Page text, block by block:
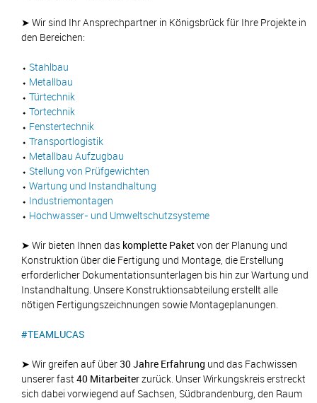
➤ Wir sind Ihr Ansprechpartner in Königsbrück für Ihre Projekte in
den Bereichen:
⬩ Stahlbau
⬩ Metallbau
⬩ Türtechnik
⬩ Tortechnik
⬩ Fenstertechnik
⬩ Transportlogistik
⬩ Metallbau Aufzugbau
⬩ Stellung von Prüfgewichten
⬩ Wartung und Instandhaltung
⬩ Industriemontagen
⬩ Hochwasser- und Umweltschutzsysteme
➤ Wir bieten Ihnen das komplette Paketvon der Planung und
Konstruktion über die Fertigung und Montage, die Erstellung
erforderlicher Dokumentationsunterlagen bis hin zur Wartung und
Instandhaltung. Unsere Konstruktionsabteilung erstellt alle
nötigen Fertigungszeichnungen sowie Montageplanungen.
#TEAMLUCAS
➤ Wir greifen auf über 30 Jahre Erfahrung und das Fachwissen
unserer fast 40 Mitarbeiterzurück. Unser Wirkungskreis erstreckt
sich dabei vorwiegend auf Sachsen, Südbrandenburg, den Raum